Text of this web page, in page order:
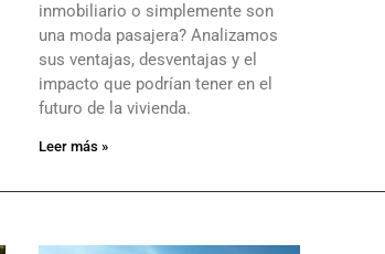
inmobiliario o simplemente son
una moda pasajera? Analizamos
sus ventajas, desventajas y el
impacto que podrían tener en el
futuro de la vivienda.
Leer más »